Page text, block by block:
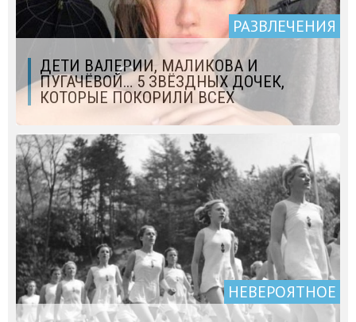
РАЗВЛЕЧЕНИЯ
ДЕТИ ВАЛЕРИИ, МАЛИКОВА И
ПУГАЧЁВОЙ… 5 ЗВЁЗДНЫХ ДОЧЕК,
КОТОРЫЕ ПОКОРИЛИ ВСЕХ
НЕВЕРОЯТНОЕ